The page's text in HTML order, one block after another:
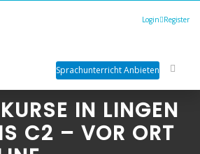
Login Register
Sprachunterricht Anbieten
IN LINGEN
C2 – VOR ORT